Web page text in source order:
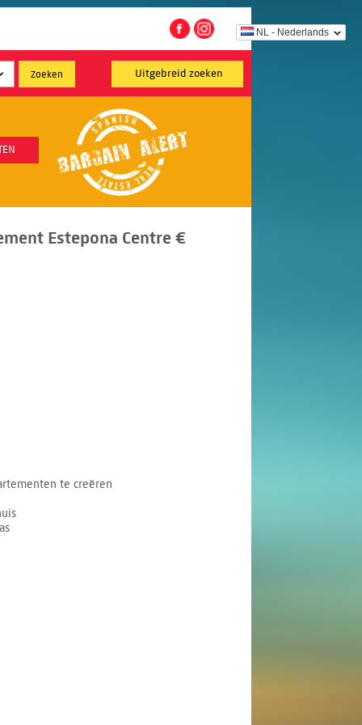
NL - Nederlands
Uitgebreid zoeken
Estepona Centre €
te creëren